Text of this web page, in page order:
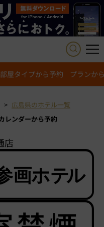
部屋タイプから予約 プランか
広島県のホテル一覧
レンダーから予約
店